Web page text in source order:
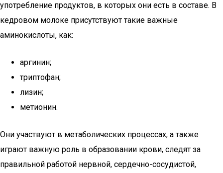
употребление продуктов, в которых они есть в составе. В
кедровом молоке присутствуют такие важные
аминокислоты, как:
аргинин;
триптофан;
лизин;
метионин.
Они участвуют в метаболических процессах, а также
играют важную роль в образовании крови, следят за
правильной работой нервной, сердечно-сосудистой,